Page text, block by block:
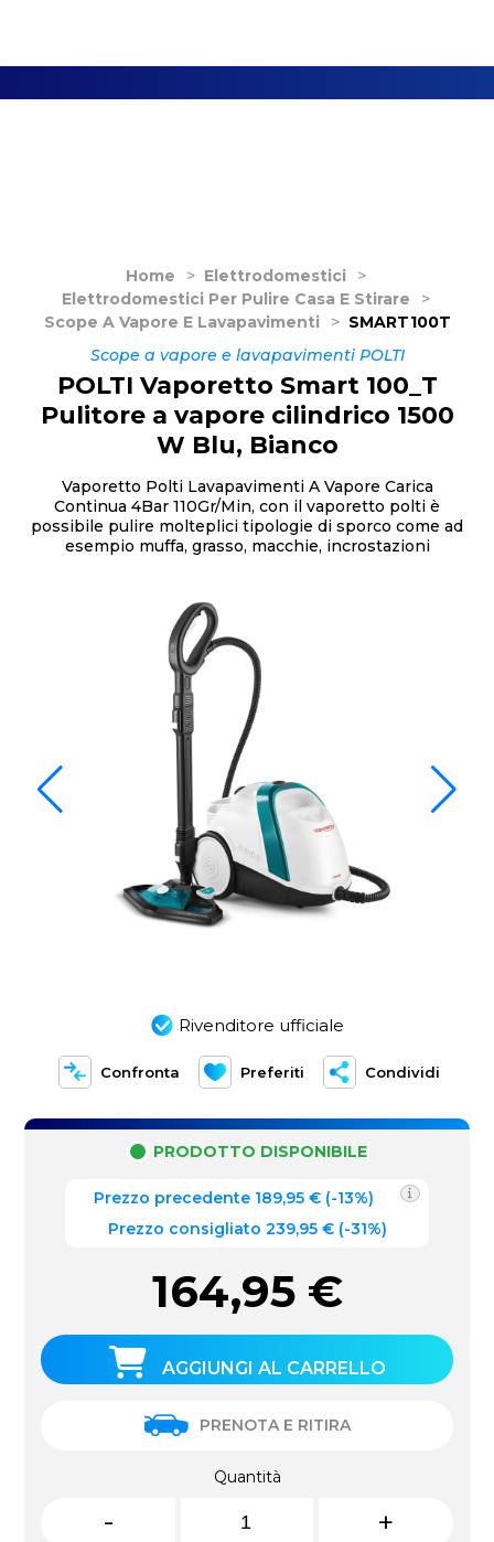
Home > Elettrodomestici
>
Elettrodomestici Per Pulire Casa E Stirare
>
Scope A Vapore E Lavapavimenti
> SMART100T
Scope a vapore e lavapavimenti POLTI
Rivenditore ufficiale
Confronta Preferiti Condividi
POLTI Vaporetto Smart 100_T
Pulitore a vapore cilindrico 1500
W Blu, Bianco
Vaporetto Polti Lavapavimenti A Vapore Carica
Continua 4Bar 110Gr/Min, con il vaporetto polti è
possibile pulire molteplici tipologie di sporco come ad
esempio muffa, grasso, macchie, incrostazioni
PRODOTTO DISPONIBILE
Prezzo precedente 189,95 € (-13%)
Prezzo consigliato 239,95 € (-31%)
164,95 €
AGGIUNGI AL CARRELLO
PRENOTA E RITIRA
Quantità
- +